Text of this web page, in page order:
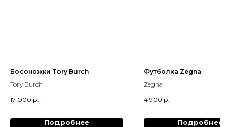
Босоножки Tory Burch
Tory Burch
17 000 р.
Подробнее
Футболка Zegna
Zegna
4 900 р.
Подробнее